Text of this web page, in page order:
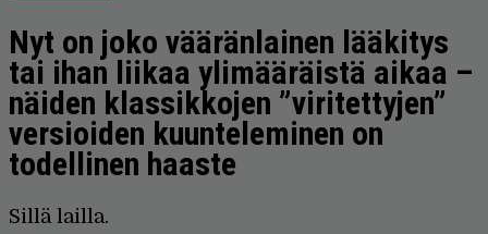
Nyt on joko vääränlainen lääkitys
tai ihan liikaa ylimääräistä aikaa –
näiden klassikkojen ”viritettyjen”
versioiden kuunteleminen on
todellinen haaste
Sillä lailla.